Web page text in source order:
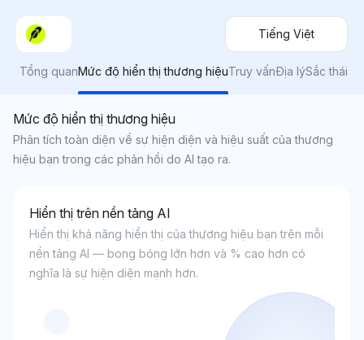
Tiếng Việt
Tổng quanMức độ hiển thị thương hiệuTruy vấnĐịa lýSắc thái
Mức độ hiển thị thương hiệu
Phân tích toàn diện về sự hiện diện và hiệu suất của thương
hiệu bạn trong các phản hồi do AI tạo ra.
Hiển thị trên nền tảng AI
Hiển thị khả năng hiển thị của thương hiệu bạn trên mỗi
nền tảng AI — bong bóng lớn hơn và % cao hơn có
nghĩa là sự hiện diện mạnh hơn.